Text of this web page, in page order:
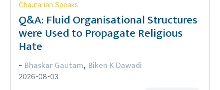
Chautarian Speaks
Q&A: Fluid Organisational Structures
were Used to Propagate Religious
Hate
- Bhaskar Gautam, Biken K Dawadi
2026-08-03